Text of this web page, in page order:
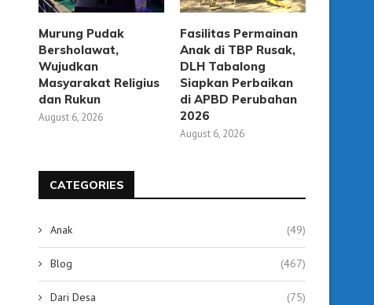
Murung Pudak
Bersholawat,
Wujudkan
Masyarakat Religius
dan Rukun
August 6, 2026
Fasilitas Permainan
Anak di TBP Rusak,
DLH Tabalong
Siapkan Perbaikan
di APBD Perubahan
2026
August 6, 2026
CATEGORIES
Anak (49)
Blog (467)
Dari Desa (75)